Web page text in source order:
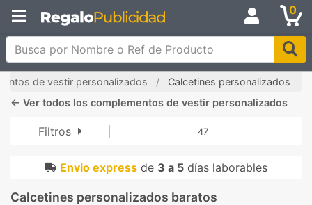
0
Busca por Nombre o Ref de Producto
de vestir personalizados
Calcetines personalizados
← Ver todos los complementos de vestir personalizados
Filtros 47
Envio expressde 3 a 5días laborables
Calcetines personalizados baratos